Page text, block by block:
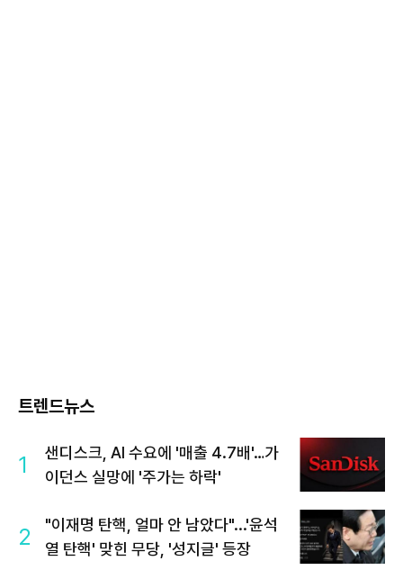
트렌드뉴스
1
샌디스크, AI 수요에 '매출 4.7배'…가
이던스 실망에 '주가는 하락'
2
"이재명 탄핵, 얼마 안 남았다"...'윤석
열 탄핵' 맞힌 무당, '성지글' 등장